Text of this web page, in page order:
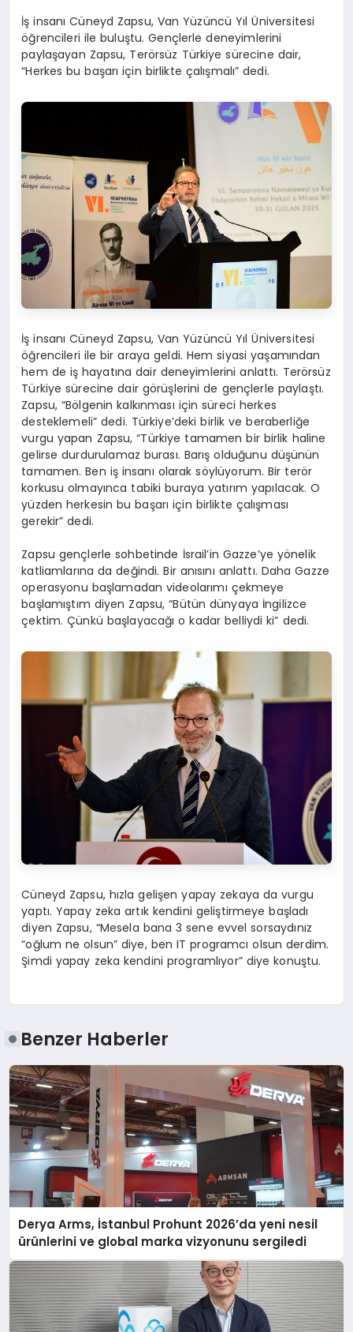
İş insanı Cüneyd Zapsu, Van Yüzüncü Yıl Üniversitesi
öğrencileri ile buluştu. Gençlerle deneyimlerini
paylaşayan Zapsu, Terörsüz Türkiye sürecine dair,
“Herkes bu başarı için birlikte çalışmalı” dedi.
İş insanı Cüneyd Zapsu, Van Yüzüncü Yıl Üniversitesi
öğrencileri ile bir araya geldi. Hem siyasi yaşamından
hem de iş hayatına dair deneyimlerini anlattı. Terörsüz
Türkiye sürecine dair görüşlerini de gençlerle paylaştı.
Zapsu, “Bölgenin kalkınması için süreci herkes
desteklemeli” dedi. Türkiye’deki birlik ve beraberliğe
vurgu yapan Zapsu, “Türkiye tamamen bir birlik haline
gelirse durdurulamaz burası. Barış olduğunu düşünün
tamamen. Ben iş insanı olarak söylüyorum. Bir terör
korkusu olmayınca tabiki buraya yatırım yapılacak. O
yüzden herkesin bu başarı için birlikte çalışması
gerekir” dedi.
Zapsu gençlerle sohbetinde İsrail’in Gazze’ye yönelik
katliamlarına da değindi. Bir anısını anlattı. Daha Gazze
operasyonu başlamadan videolarımı çekmeye
başlamıştım diyen Zapsu, “Bütün dünyaya İngilizce
çektim. Çünkü başlayacağı o kadar belliydi ki” dedi.
Cüneyd Zapsu, hızla gelişen yapay zekaya da vurgu
yaptı. Yapay zeka artık kendini geliştirmeye başladı
diyen Zapsu, “Mesela bana 3 sene evvel sorsaydınız
“oğlum ne olsun” diye, ben IT programcı olsun derdim.
Şimdi yapay zeka kendini programlıyor” diye konuştu.
Benzer Haberler
Derya Arms, İstanbul Prohunt 2026’da yeni nesil
ürünlerini ve global marka vizyonunu sergiledi